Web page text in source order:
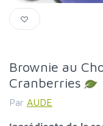
Brownie au
Cranberries
Par AUDE